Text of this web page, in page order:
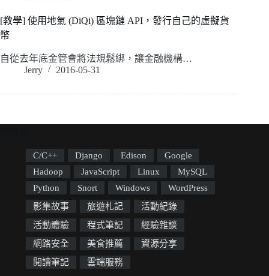
[教學] 使用地氣 (DiQi) 區塊鏈 API，發行自己的虛擬貨
幣
自從去年底金管會將法規鬆綁，讓金融機構…
Jerry
2016-05-31
C/C++ Django Edison
Google
Hadoop
JavaScript Linux
MySQL
Python
Snort Windows
WordPress
影集故事
旅遊札記
活動紀錄
活動體驗
程式筆記
經驗雜談
網路安全
美食推薦
資源分享
閱讀筆記
雲端服務